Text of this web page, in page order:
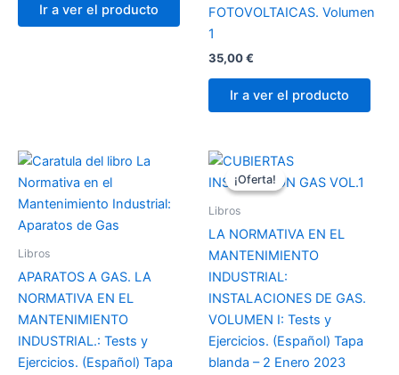
Ir a ver el producto
FOTOVOLTAICAS. Volumen
1
35,00€
Ir a ver el producto
Libros
APARATOS A GAS. LA
NORMATIVA EN EL
MANTENIMIENTO
INDUSTRIAL.: Tests y
Ejercicios. (Español) Tapa
¡Oferta!
¡Oferta!
Libros
LA NORMATIVA EN EL
MANTENIMIENTO
INDUSTRIAL:
INSTALACIONES DE GAS.
VOLUMEN I: Tests y
Ejercicios. (Español) Tapa
blanda – 2 Enero 2023
El
precio
original actual